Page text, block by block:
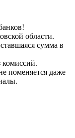
области.
сумма в
комиссий.
поменяется даже